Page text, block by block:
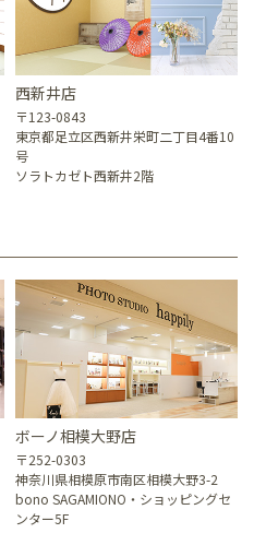
西新井店
〒123-0843
東京都足立区西新井栄町二丁目4番10
号
ソラトカゼト西新井2階
ボーノ相模大野店
〒252-0303
神奈川県相模原市南区相模大野3-2
bono SAGAMIONO・ショッピングセ
ンター5F